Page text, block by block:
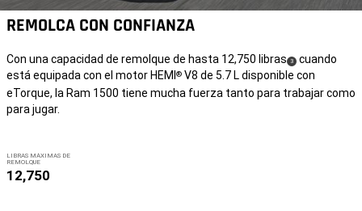
REMOLCA CON CONFIANZA
Con una capacidad de remolque de hasta 12,750 libras (
Disclosure
3)
cuando
está equipada con el motor HEMI ® V8 de 5.7 L disponible con
eTorque, la Ram 1500 tiene mucha fuerza tanto para trabajar como
para jugar.
LIBRAS MÁXIMAS DE
REMOLQUE
12,750